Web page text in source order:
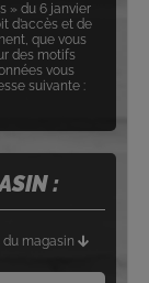
» du 6 janvier
d’accès et de
que vous
des motifs
vous
suivante :
:
magasin